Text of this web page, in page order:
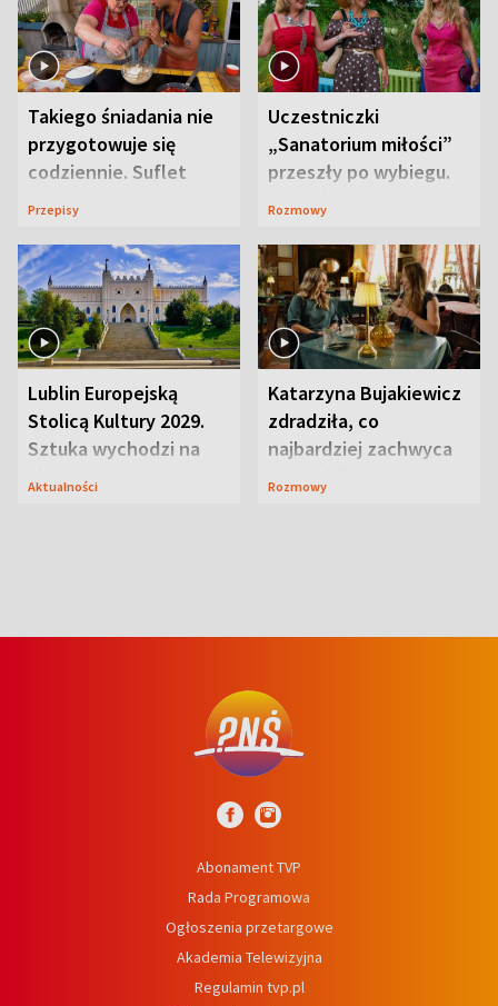
Takiego śniadania nie
przygotowuje się
codziennie. Suflet
serowy zachwyca
Przepisy
Uczestniczki
„Sanatorium miłości”
przeszły po wybiegu.
Te stylizacje
Rozmowy
Lublin Europejską
Stolicą Kultury 2029.
Sztuka wychodzi na
ulice
Aktualności
Katarzyna Bujakiewicz
zdradziła, co
najbardziej zachwyca
ją w Lublinie
Rozmowy
Abonament TVP
Rada Programowa
Ogłoszenia przetargowe
Akademia Telewizyjna
Regulamin tvp.pl